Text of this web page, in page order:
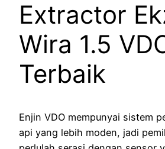
Extractor
Wira 1.5
Terbaik
Enjin VDO mempunyai sistem
api yang lebih moden, jadi